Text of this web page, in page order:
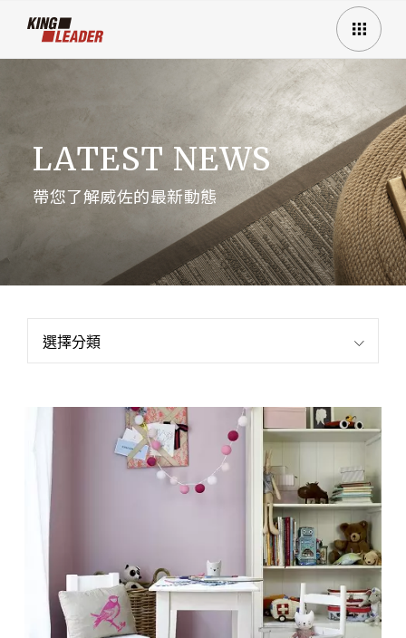
LATEST NEWS
帶您了解威佐的最新動態
選擇分類